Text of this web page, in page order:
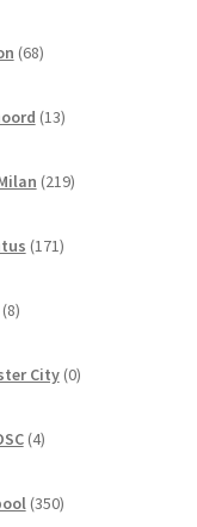
68izdelkov
13izdelkov
219izdelkov
171izdelkov
8izdelkov
City 0izdelkov
4izdelki
350izdelkov